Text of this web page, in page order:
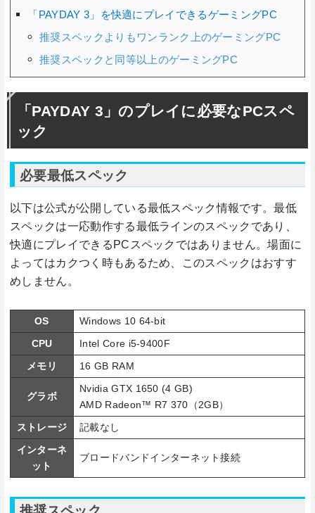
「PAYDAY 3」を快適にプレイできるゲーミングPC
推奨スペックよりもワンランク上のゲーミングPC
推奨スペックと同等以上のゲーミングPC
「PAYDAY 3」のプレイに必要なPCスペ
ック
必要最低スペック
以下は公式が公開している最低スペック情報です。最低
スペックは一応動作する最低ラインのスペックであり、
快適にプレイできるPCスペックではありません。場面に
よってはカクつく時もあるため、このスペックはおすす
めしません。
OS
Windows 10 64-bit
CPU
Intel Core i5-9400F
メモリ
16 GB RAM
グラボ
Nvidia GTX 1650 (4 GB)
AMD Radeon™ R7 370（2GB）
ストレージ
記載なし
インターネ
ット
ブロードバンドインターネット接続